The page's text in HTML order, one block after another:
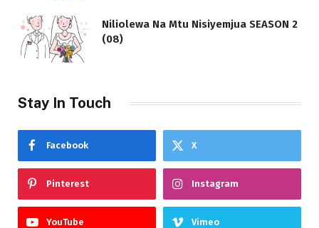
Niliolewa Na Mtu Nisiyemjua SEASON 2
(08)
Stay In Touch
Facebook X
Pinterest Instagram
YouTube Vimeo